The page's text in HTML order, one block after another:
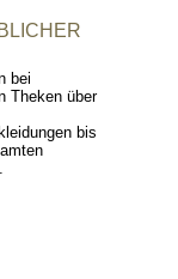
bei
Theken über
bis